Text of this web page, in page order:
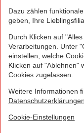
Irrtümer durch
© 2016 - 2026
Stiftung & Co. KG
Sitemap Kontakt